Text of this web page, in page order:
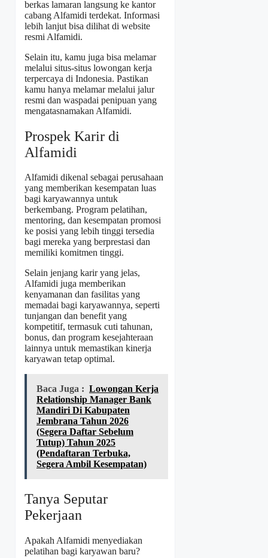
berkas lamaran langsung ke kantor
cabang Alfamidi terdekat. Informasi
lebih lanjut bisa dilihat di website
resmi Alfamidi.
Selain itu, kamu juga bisa melamar
melalui situs-situs lowongan kerja
terpercaya di Indonesia. Pastikan
kamu hanya melamar melalui jalur
resmi dan waspadai penipuan yang
mengatasnamakan Alfamidi.
Prospek Karir di
Alfamidi
Alfamidi dikenal sebagai perusahaan
yang memberikan kesempatan luas
bagi karyawannya untuk
berkembang. Program pelatihan,
mentoring, dan kesempatan promosi
ke posisi yang lebih tinggi tersedia
bagi mereka yang berprestasi dan
memiliki komitmen tinggi.
Selain jenjang karir yang jelas,
Alfamidi juga memberikan
kenyamanan dan fasilitas yang
memadai bagi karyawannya, seperti
tunjangan dan benefit yang
kompetitif, termasuk cuti tahunan,
bonus, dan program kesejahteraan
lainnya untuk memastikan kinerja
karyawan tetap optimal.
Baca Juga : Lowongan Kerja
Relationship Manager Bank
Mandiri Di Kabupaten
Jembrana Tahun 2026
(Segera Daftar Sebelum
Tutup) Tahun 2025
(Pendaftaran Terbuka,
Segera Ambil Kesempatan)
Tanya Seputar
Pekerjaan
Apakah Alfamidi menyediakan
pelatihan bagi karyawan baru?